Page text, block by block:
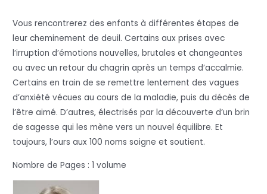
Vous rencontrerez des enfants à différentes étapes de
leur cheminement de deuil. Certains aux prises avec
l’irruption d’émotions nouvelles, brutales et changeantes
ou avec un retour du chagrin après un temps d’accalmie.
Certains en train de se remettre lentement des vagues
d’anxiété vécues au cours de la maladie, puis du décès de
l’être aimé. D’autres, électrisés par la découverte d’un brin
de sagesse qui les mène vers un nouvel équilibre. Et
toujours, l’ours aux 100 noms soigne et soutient.
Nombre de Pages : 1 volume